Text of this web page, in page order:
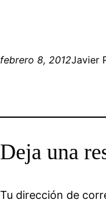
febrero 8, 2012Javier
Deja una
Tu dirección de